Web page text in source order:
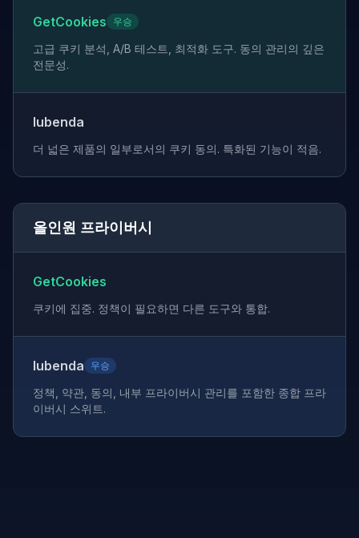
GetCookies 우승
고급 쿠키 분석, A/B 테스트, 최적화 도구. 동의 관리의 깊은
전문성.
Iubenda
더 넓은 제품의 일부로서의 쿠키 동의. 특화된 기능이 적음.
올인원 프라이버시
GetCookies
쿠키에 집중. 정책이 필요하면 다른 도구와 통합.
Iubenda 우승
정책, 약관, 동의, 내부 프라이버시 관리를 포함한 종합 프라
이버시 스위트.